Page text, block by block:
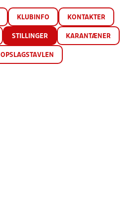
KLUBINFO KONTAKTER
STILLINGER KARANTÆNER
OPSLAGSTAVLEN